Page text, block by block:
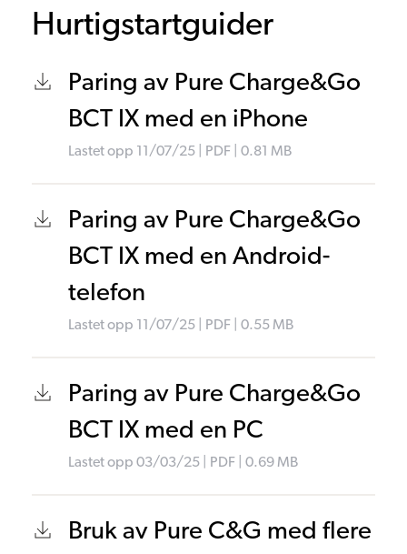
Hurtigstartguider
Paring av Pure Charge&Go
BCT IX med en iPhone
Lastet opp 11/07/25 PDF | 0.81 MB
Paring av Pure Charge&Go
BCT IX med en Android-
telefon
Lastet opp 11/07/25 PDF | 0.55 MB
Paring av Pure Charge&Go
BCT IX med en PC
Lastet opp 03/03/25 PDF | 0.69 MB
Bruk av Pure C&G med flere